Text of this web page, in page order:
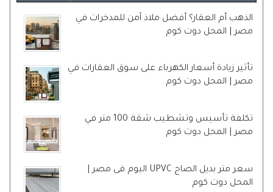
الذهب أم العقار؟ أفضل ملاذ آمن للمدخرات في
مصر | المحل دوت كوم
تأثير زيادة أسعار الكهرباء على سوق العقارات في
مصر | المحل دوت كوم
تكلفة تأسيس وتشطيب شقة 100 متر في
مصر | المحل دوت كوم
سعر متر بديل الصاج UPVC اليوم فى مصر |
المحل دوت كوم